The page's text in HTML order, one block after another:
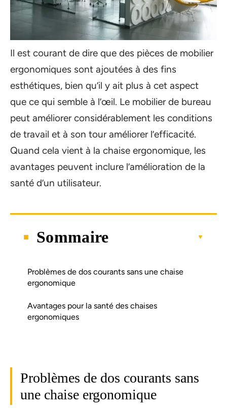
Il est courant de dire que des pièces de mobilier
ergonomiques sont ajoutées à des fins
esthétiques, bien qu’il y ait plus à cet aspect
que ce qui semble à l’œil. Le mobilier de bureau
peut améliorer considérablement les conditions
de travail et à son tour améliorer l’efficacité.
Quand cela vient à la chaise ergonomique, les
avantages peuvent inclure l’amélioration de la
santé d’un utilisateur.
Sommaire
Problèmes de dos courants sans une chaise
ergonomique
Avantages pour la santé des chaises
ergonomiques
Problèmes de dos courants sans
une chaise ergonomique